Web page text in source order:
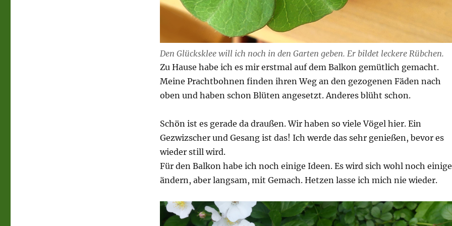
Den Glücksklee will ich noch in den Garten geben. Er bildet leckere Rübchen.
Zu Hause habe ich es mir erstmal auf dem Balkon gemütlich gemacht.
Meine Prachtbohnen finden ihren Weg an den gezogenen Fäden nach
oben und haben schon Blüten angesetzt. Anderes blüht schon.
Schön ist es gerade da draußen. Wir haben so viele Vögel hier. Ein
Gezwizscher und Gesang ist das! Ich werde das sehr genießen, bevor es
wieder still wird.
Für den Balkon habe ich noch einige Ideen. Es wird sich wohl noch
ändern, aber langsam, mit Gemach. Hetzen lasse ich mich nie wieder.